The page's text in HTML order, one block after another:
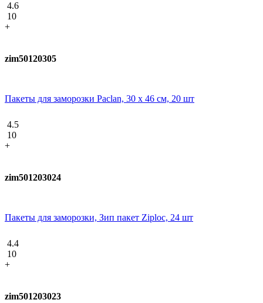
4.6
10
+
zim50120305
Пакеты для заморозки Paclan, 30 x 46 см, 20 шт
4.5
10
+
zim501203024
Пакеты для заморозки, Зип пакет Ziploc, 24 шт
4.4
10
+
zim501203023